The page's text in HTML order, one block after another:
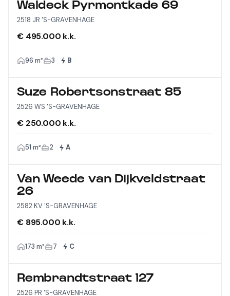
Waldeck Pyrmontkade 69
2518 JR 'S-GRAVENHAGE
€ 495.000 k.k.
96 m² 3 B
Suze Robertsonstraat 85
2526 WS 'S-GRAVENHAGE
€ 250.000 k.k.
51 m² 2 A
Van Weede van Dijkveldstraat
26
2582 KV 'S-GRAVENHAGE
€ 895.000 k.k.
173 m² 7 C
Rembrandtstraat 127
2526 PR 'S-GRAVENHAGE